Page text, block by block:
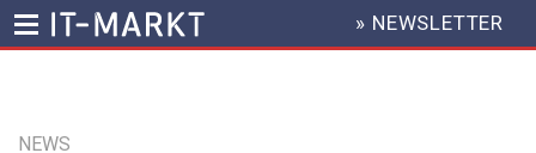
Inhalt
HEADER
MENU
» NEWSLETTER
NEWS